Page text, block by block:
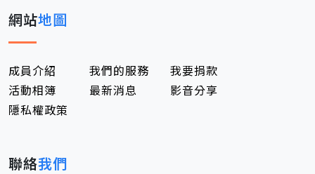
網站地圖
成員介紹 我們的服務
我要捐款
活動相簿
最新消息
影音分享
隱私權政策
聯絡我們